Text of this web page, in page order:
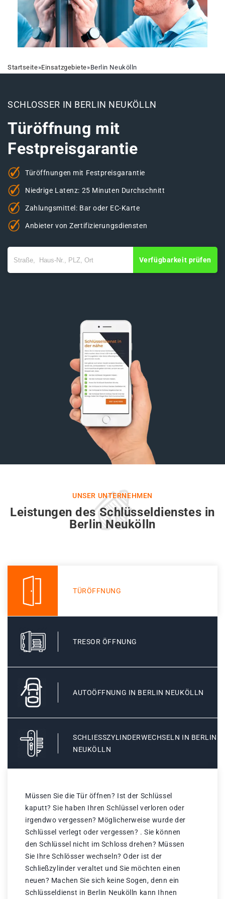
Startseite»Einsatzgebiete»Berlin Neukölln
SCHLOSSER IN BERLIN NEUKÖLLN
Türöffnung mit
Festpreisgarantie
Türöffnungen mit Festpreisgarantie
Niedrige Latenz: 25 Minuten Durchschnitt
Zahlungsmittel: Bar oder EC-Karte
Anbieter von Zertifizierungsdiensten
Verfügbarkeit prüfen
UNSER UNTERNEHMEN
Leistungen des Schlüsseldienstes in
Berlin Neukölln
TÜRÖFFNUNG
TRESOR ÖFFNUNG
AUTOÖFFNUNG IN BERLIN NEUKÖLLN
SCHLIESSZYLINDERWECHSELN IN BERLIN N
EUKÖLLN
Müssen Sie die Tür öffnen? Ist der Schlüssel
kaputt? Sie haben Ihren Schlüssel verloren oder
irgendwo vergessen? Möglicherweise wurde der
Schlüssel verlegt oder vergessen? . Sie können
den Schlüssel nicht im Schloss drehen? Müssen
Sie Ihre Schlösser wechseln? Oder ist der
Schließzylinder veraltet und Sie möchten einen
neuen? Machen Sie sich keine Sogen, denn ein
Schlüsseldienst in Berlin Neukölln kann Ihnen